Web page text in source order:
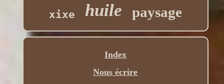
xixe huile paysage
Index
Nous écrire